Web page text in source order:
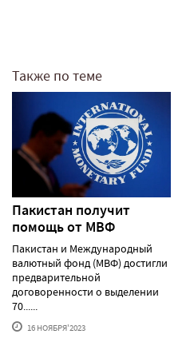
Также по теме
Пакистан получит
помощь от МВФ
Пакистан и Международный
валютный фонд (МВФ) достигли
предварительной
договоренности о выделении
70......
16 НОЯБРЯ'2023